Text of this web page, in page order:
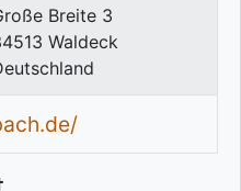
Breite 3
Waldeck